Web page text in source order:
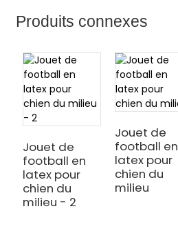
Produits connexes
Jouet de
football en
latex pour
chien du
milieu - 2
Jouet de
football en
latex pour
chien du
milieu